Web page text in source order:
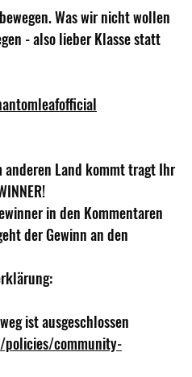
Was wir nicht wollen
- also lieber Klasse statt
anderen Land kommt tragt Ihr
in den Kommentaren
der Gewinn an den
ist ausgeschlossen
community-